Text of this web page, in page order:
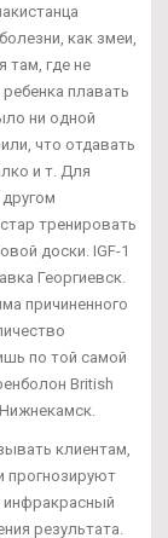
как змеи,
там, где не
плавать
ни одной
что отдавать
и т. Для
тренировать
доски. IGF-1
Георгиевск.
причиненного
по той самой
British
клиентам,
прогнозируют
результата.